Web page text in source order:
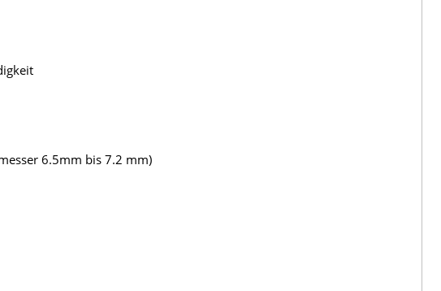
6.5mm bis 7.2 mm)